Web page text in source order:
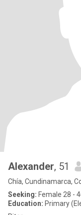
Alexander, 51
Chía, Cundinamarca,
Seeking: Female 28 -
Education: Primary